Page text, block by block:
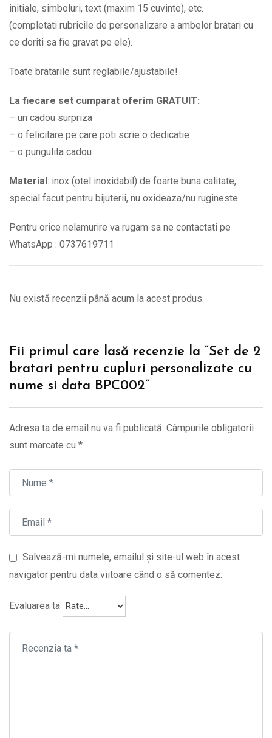
BPC002
quantity
initiale, simboluri, text (maxim 15 cuvinte), etc.
(completati rubricile de personalizare a ambelor bratari cu
ce doriti sa fie gravat pe ele).
Toate bratarile sunt reglabile/ajustabile!
La fiecare set cumparat oferim GRATUIT:
– un cadou surpriza
– o felicitare pe care poti scrie o dedicatie
– o pungulita cadou
Material : inox (otel inoxidabil) de foarte buna calitate,
special facut pentru bijuterii, nu oxideaza/nu rugineste.
Pentru orice nelamurire va rugam sa ne contactati pe
WhatsApp : 0737619711
Nu există recenzii până acum la acest produs.
Fii primul care lasă recenzie la “Set de 2
bratari pentru cupluri personalizate cu
nume si data BPC002”
Adresa ta de email nu va fi publicată. Câmpurile obligatorii
sunt marcate cu *
Salvează-mi numele, emailul și site-ul web în acest
navigator pentru data viitoare când o să comentez.
Evaluarea ta